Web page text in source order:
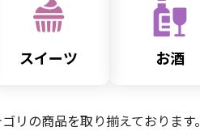
スイーツ お酒
リの商品を取り揃えております。